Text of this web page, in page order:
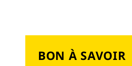
BON À SAVOIR